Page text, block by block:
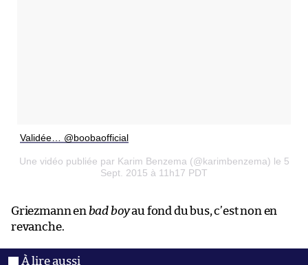
Validée… @boobaofficial
Une vidéo publiée par Karim Benzema (@karimbenzema) le 5
Sept. 2015 à 11h17 PDT
Griezmann en bad boyau fond du bus, c’est non en
revanche.